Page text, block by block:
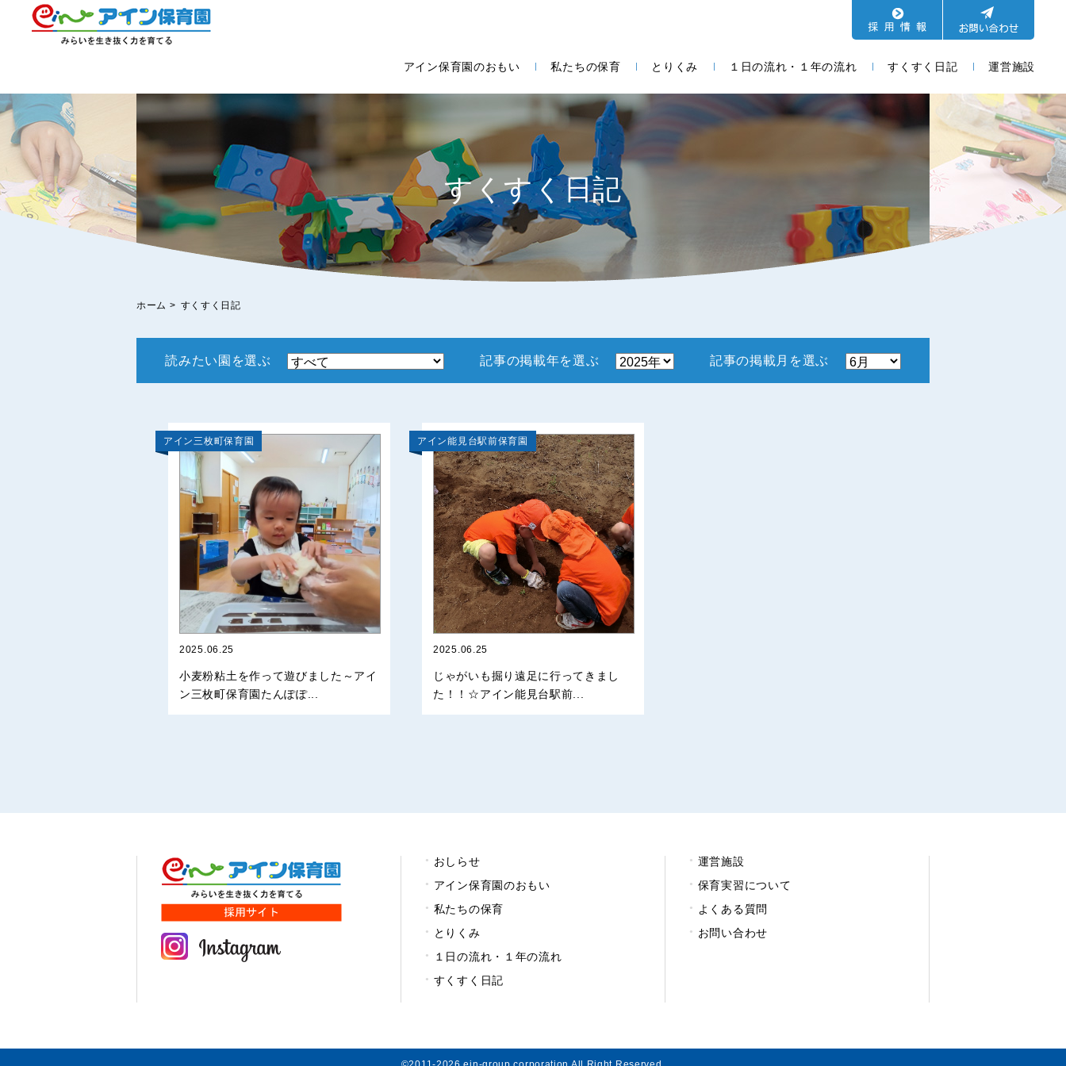
アイン保育園のおもい 私たちの保育 とりくみ １日の流れ・１年の流れ すくすく日記 運営施設
すくすく日記
ホーム > すくすく日記
読みたい園を選ぶ 記事の掲載年を選ぶ 記事の掲載月を選ぶ
アイン三枚町保育園
2025.06.25
小麦粉粘土を作って遊びました～アイ
ン三枚町保育園たんぽぽ...
アイン能見台駅前保育園
2025.06.25
じゃがいも掘り遠足に行ってきまし
た！！☆アイン能見台駅前...
おしらせ
アイン保育園のおもい
私たちの保育
とりくみ
１日の流れ・１年の流れ
すくすく日記
運営施設
保育実習について
よくある質問
お問い合わせ